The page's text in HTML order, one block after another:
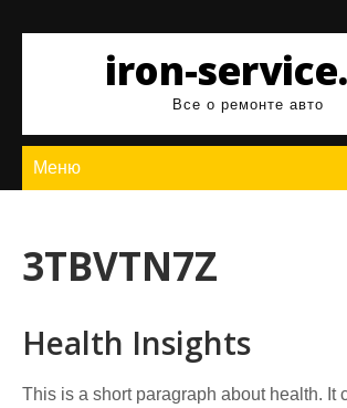
содержимомуiron-
Все о ремонте авто
Меню
3TBVTN7Z
Health Insights
This is a short paragraph about health. It